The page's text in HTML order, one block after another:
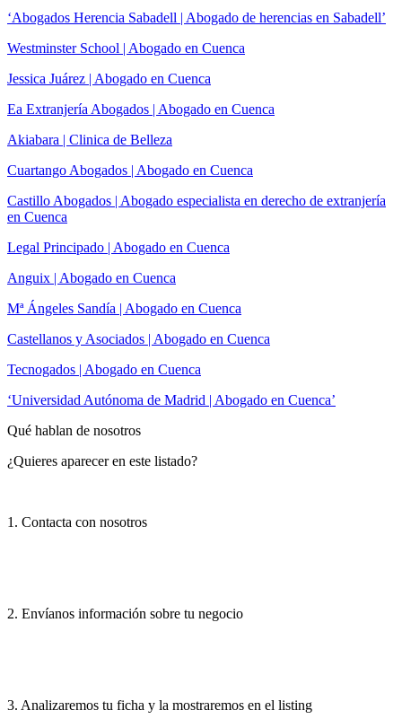
‘Abogados Herencia Sabadell | Abogado de herencias en Sabadell’
Westminster School | Abogado en Cuenca
Jessica Juárez | Abogado en Cuenca
Ea Extranjería Abogados | Abogado en Cuenca
Akiabara | Clinica de Belleza
Cuartango Abogados | Abogado en Cuenca
Castillo Abogados | Abogado especialista en derecho de extranjería
en Cuenca
Legal Principado | Abogado en Cuenca
Anguix | Abogado en Cuenca
Mª Ángeles Sandía | Abogado en Cuenca
Castellanos y Asociados | Abogado en Cuenca
Tecnogados | Abogado en Cuenca
‘Universidad Autónoma de Madrid | Abogado en Cuenca’
Qué hablan de nosotros
¿Quieres aparecer en este listado?
1. Contacta con nosotros
2. Envíanos información sobre tu negocio
3. Analizaremos tu ficha y la mostraremos en el listing